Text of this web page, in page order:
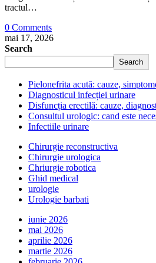
tractul…
0 Comments
mai 17, 2026
Search
Search
Pielonefrita acută: cauze,
Diagnosticul infecției urinare
Disfuncția erectilă: cauze,
Consultul urologic: cand este
Infectiile urinare
Chirurgie reconstructiva
Chirurgie urologica
Chriurgie robotica
Ghid medical
urologie
Urologie barbati
iunie 2026
mai 2026
aprilie 2026
martie 2026